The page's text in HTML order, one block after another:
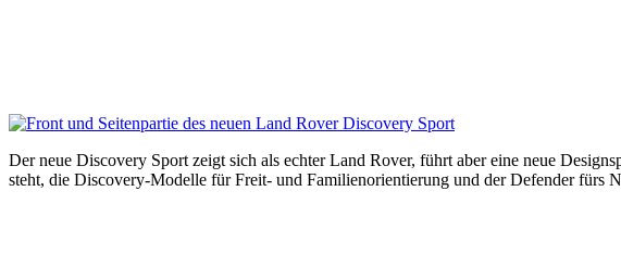
Der neue Discovery Sport zeigt sich als echter Land Rover, führt aber eine neue
steht, die Discovery-Modelle für Freit- und Familienorientierung und der Defender